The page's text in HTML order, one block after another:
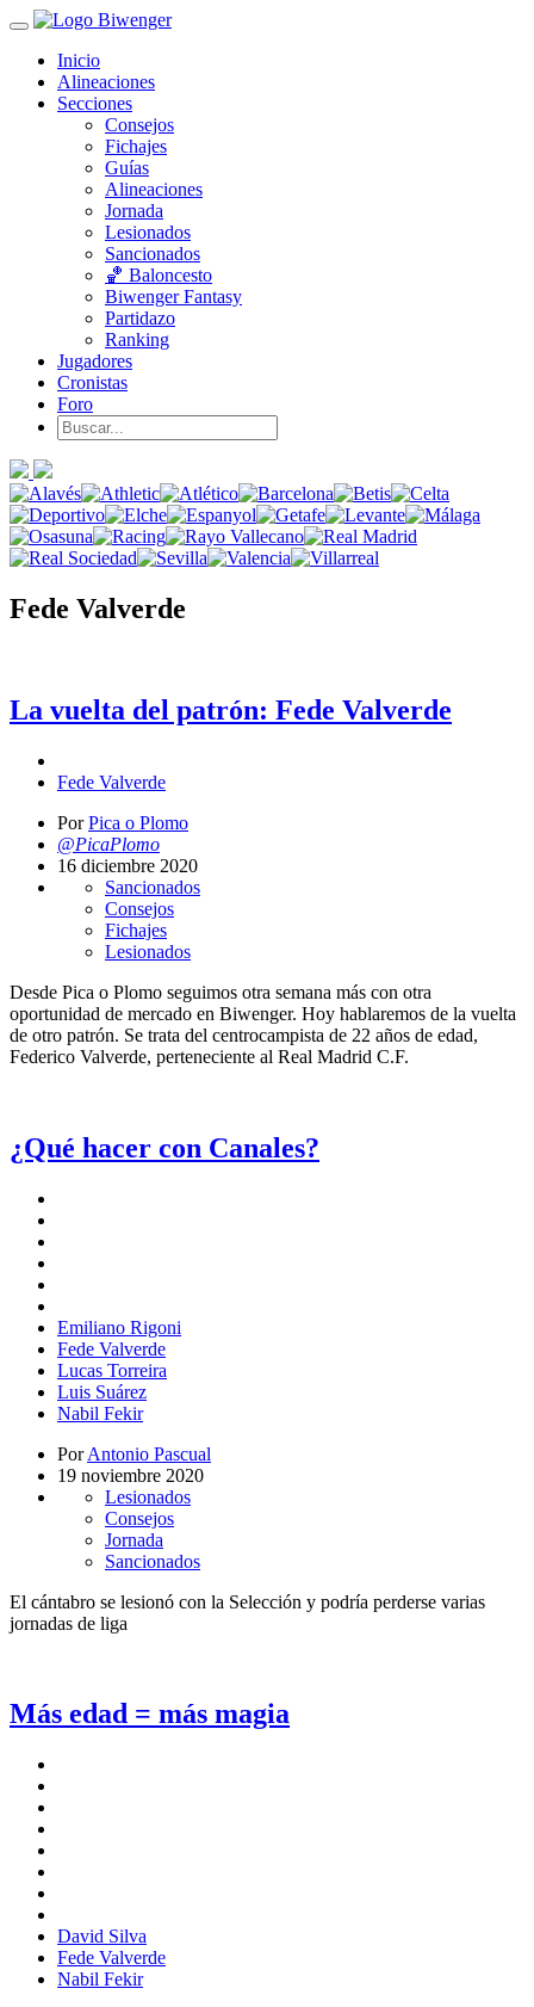
Inicio
Alineaciones
Secciones
Consejos
Fichajes
Guías
Alineaciones
Jornada
Lesionados
Sancionados
🏀 Baloncesto
Biwenger Fantasy
Partidazo
Ranking
Jugadores
Cronistas
Foro
Fede Valverde
La vuelta del patrón: Fede Valverde
Fede Valverde
PorPica o Plomo
@PicaPlomo
16 diciembre 2020
Sancionados
Consejos
Fichajes
Lesionados
Desde Pica o Plomo seguimos otra semana más con otra
oportunidad de mercado en Biwenger. Hoy hablaremos de la vuelta
de otro patrón. Se trata del centrocampista de 22 años de edad,
Federico Valverde, perteneciente al Real Madrid C.F.
¿Qué hacer con Canales?
Emiliano Rigoni
Fede Valverde
Lucas Torreira
Luis Suárez
Nabil Fekir
PorAntonio Pascual
19 noviembre 2020
Lesionados
Consejos
Jornada
Sancionados
El cántabro se lesionó con la Selección y podría perderse varias
jornadas de liga
Más edad = más magia
David Silva
Fede Valverde
Nabil Fekir